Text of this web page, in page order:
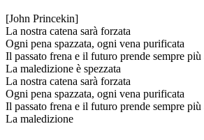
[John Princekin]
La nostra catena sarà forzata
Ogni pena spazzata, ogni vena purificata
Il passato frena e il futuro prende sempre più
La maledizione è spezzata
La nostra catena sarà forzata
Ogni pena spazzata, ogni vena purificata
Il passato frena e il futuro prende sempre più
La maledizione